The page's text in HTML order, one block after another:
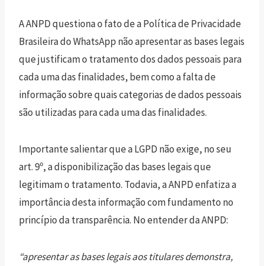
A ANPD questiona o fato de a Política de Privacidade
Brasileira do WhatsApp não apresentar as bases legais
que justificam o tratamento dos dados pessoais para
cada uma das finalidades, bem como a falta de
informação sobre quais categorias de dados pessoais
são utilizadas para cada uma das finalidades.
Importante salientar que a LGPD não exige, no seu
art. 9º, a disponibilização das bases legais que
legitimam o tratamento. Todavia, a ANPD enfatiza a
importância desta informação com fundamento no
princípio da transparência. No entender da ANPD:
“apresentar as bases legais aos titulares demonstra,